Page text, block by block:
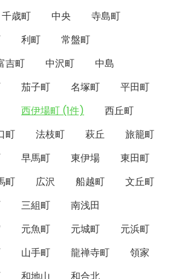
千歳町 中央
寺島町
利町
常盤町
吉町 中沢町
中島
茄子町 名塚町
平田町
西伊場町 (1件)
西丘町
町 法枝町 萩丘
旅籠町
早馬町 東伊場
東田町
町 広沢 船越町
文丘町
三組町
南浅田
元魚町 元城町
元浜町
山手町 龍禅寺町
領家